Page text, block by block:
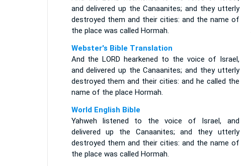
and delivered up the Canaanites; and they utterly
destroyed them and their cities: and the name of
the place was called Hormah.
Webster's Bible Translation
And the LORD hearkened to the voice of Israel,
and delivered up the Canaanites; and they utterly
destroyed them and their cities: and he called the
name of the place Hormah.
World English Bible
Yahweh listened to the voice of Israel, and
delivered up the Canaanites; and they utterly
destroyed them and their cities: and the name of
the place was called Hormah.